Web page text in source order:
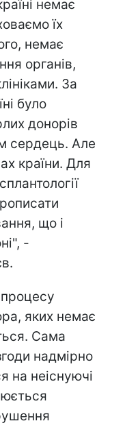
немає
їх
немає
органів,
За
було
донорів
сердець. Але
країни. Для
що і
-
яких немає
Сама
надмірно
на неіснуючі